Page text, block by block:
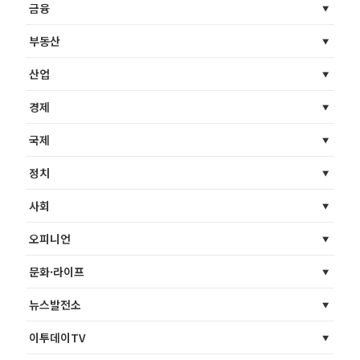
금융
부동산
산업
경제
국제
정치
사회
오피니언
문화·라이프
뉴스발전소
이투데이TV